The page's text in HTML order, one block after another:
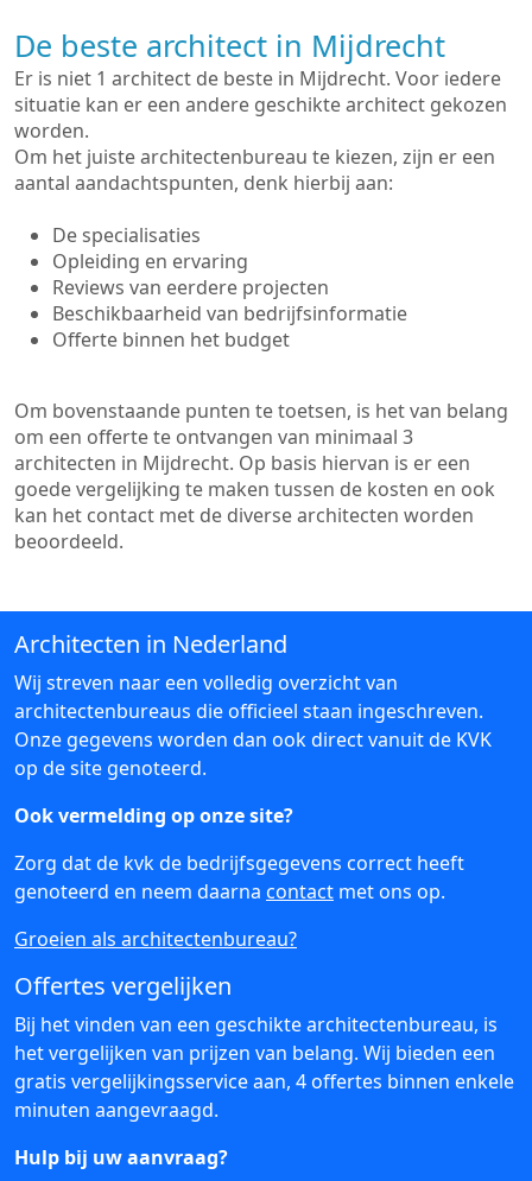
De beste architect in Mijdrecht
Er is niet 1 architect de beste in Mijdrecht. Voor iedere
situatie kan er een andere geschikte architect gekozen
worden.
Om het juiste architectenbureau te kiezen, zijn er een
aantal aandachtspunten, denk hierbij aan:
De specialisaties
Opleiding en ervaring
Reviews van eerdere projecten
Beschikbaarheid van bedrijfsinformatie
Offerte binnen het budget
Om bovenstaande punten te toetsen, is het van belang
om een offerte te ontvangen van minimaal 3
architecten in Mijdrecht. Op basis hiervan is er een
goede vergelijking te maken tussen de kosten en ook
kan het contact met de diverse architecten worden
beoordeeld.
Architecten in Nederland
Wij streven naar een volledig overzicht van
architectenbureaus die officieel staan ingeschreven.
Onze gegevens worden dan ook direct vanuit de KVK
op de site genoteerd.
Ook vermelding op onze site?
Zorg dat de kvk de bedrijfsgegevens correct heeft
genoteerd en neem daarna contact met ons op.
Groeien als architectenbureau?
Offertes vergelijken
Bij het vinden van een geschikte architectenbureau, is
het vergelijken van prijzen van belang. Wij bieden een
gratis vergelijkingsservice aan, 4 offertes binnen enkele
minuten aangevraagd.
Hulp bij uw aanvraag?